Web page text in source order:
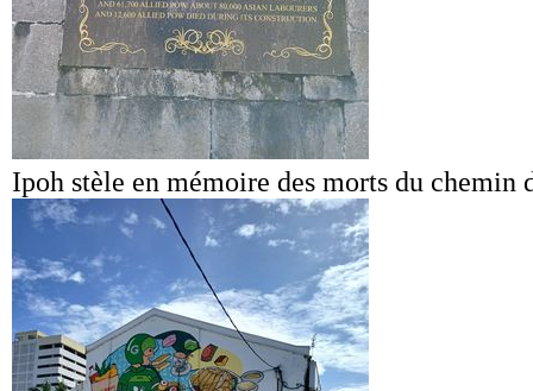
Ipoh stèle en mémoire des morts du chemin